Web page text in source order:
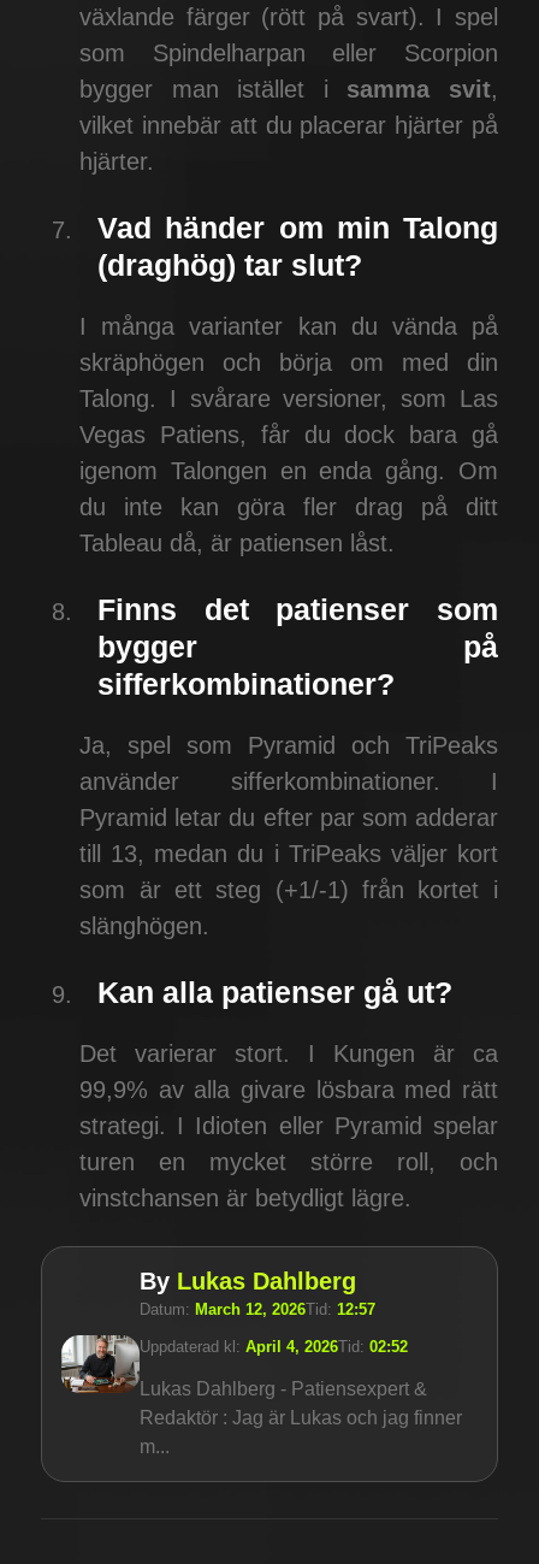
växlande färger (rött på svart). I spel
som Spindelharpan eller Scorpion
bygger man istället i samma svit,
vilket innebär att du placerar hjärter på
hjärter.
Vad händer om min Talong
(draghög) tar slut?
I många varianter kan du vända på
skräphögen och börja om med din
Talong. I svårare versioner, som Las
Vegas Patiens, får du dock bara gå
igenom Talongen en enda gång. Om
du inte kan göra fler drag på ditt
Tableau då, är patiensen låst.
Finns det patienser som
bygger på
sifferkombinationer?
Ja, spel som Pyramid och TriPeaks
använder sifferkombinationer. I
Pyramid letar du efter par som adderar
till 13, medan du i TriPeaks väljer kort
som är ett steg (+1/-1) från kortet i
slänghögen.
Kan alla patienser gå ut?
Det varierar stort. I Kungen är ca
99,9% av alla givare lösbara med rätt
strategi. I Idioten eller Pyramid spelar
turen en mycket större roll, och
vinstchansen är betydligt lägre.
By Lukas Dahlberg
Datum: March 12, 2026Tid:12:57
Uppdaterad kl:April 4, 2026Tid:02:52
Lukas Dahlberg - Patiensexpert &
Redaktör : Jag är Lukas och jag finner
m...